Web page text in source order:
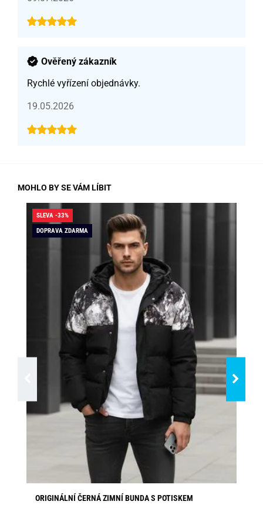
Ověřený zákazník
Rychlé vyřízení objednávky.
19.05.2026
MOHLO BY SE VÁM LÍBIT
SLEVA -33%
DOPRAVA ZDARMA
ORIGINÁLNÍ ČERNÁ ZIMNÍ BUNDA S POTISKEM